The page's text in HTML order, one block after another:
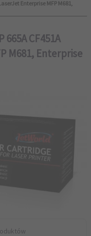
Enterprise MFP M681,
CF451A
M681, Enterprise